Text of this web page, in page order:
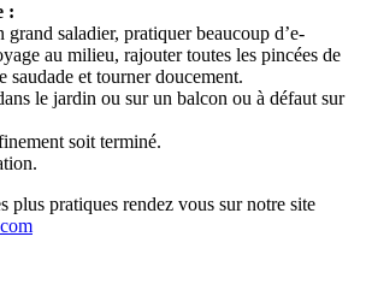
:
grand saladier, pratiquer beaucoup d’e-
au milieu, rajouter toutes les pincées de
saudade et tourner doucement.
le jardin ou sur un balcon ou à défaut sur
soit terminé.
plus pratiques rendez vous sur notre site